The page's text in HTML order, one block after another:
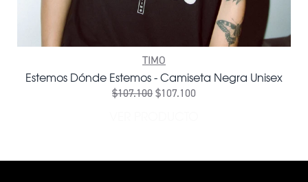
TIMO
Estemos Dónde Estemos - Camiseta Negra Unisex
$107.100$107.100